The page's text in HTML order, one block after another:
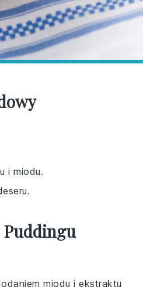
i miodu.
Puddingu
miodu i ekstraktu